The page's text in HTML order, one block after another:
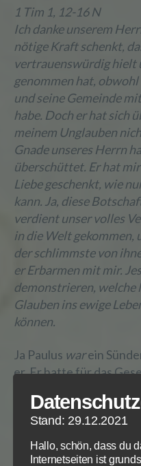
1 Tim 1, 12-16 N
Ich danke unserem
nötige Kraft schenkt,
vertrauenswürdig hielt
genommen hat,
und seine Gemeinde
habe. Doch er hat sich
meinem Unglauben
Gnade unseres Herrn
überschüttet. Er hat
Liebe geschenkt, wie
kann. Ja, diese
verdient unser volles
in die Welt gekommen,
der schlimmste von
er Erbarmen mit mir.
demonstrieren, welche
Glauben ins ewige
können.
Ja Paulus warein
er. Er hatte für das
daran. Für die
kommt, ging er
Jesus Christus ist in
zu retten, egal wie
Stand: 29.12.2021
Hallo, schön, dass du
Internetseiten ist